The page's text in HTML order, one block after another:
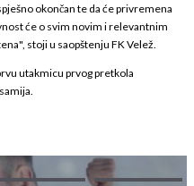
okončan te da će privremena
će o svim novim i relevantnim
stoji u saopštenju FK Velež.
utakmicu prvog pretkola